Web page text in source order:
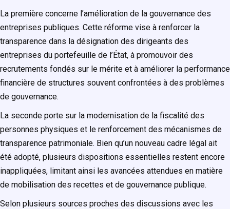
La première concerne l’amélioration de la gouvernance des
entreprises publiques. Cette réforme vise à renforcer la
transparence dans la désignation des dirigeants des
entreprises du portefeuille de l’État, à promouvoir des
recrutements fondés sur le mérite et à améliorer la performance
financière de structures souvent confrontées à des problèmes
de gouvernance.
La seconde porte sur la modernisation de la fiscalité des
personnes physiques et le renforcement des mécanismes de
transparence patrimoniale. Bien qu’un nouveau cadre légal ait
été adopté, plusieurs dispositions essentielles restent encore
inappliquées, limitant ainsi les avancées attendues en matière
de mobilisation des recettes et de gouvernance publique.
Selon plusieurs sources proches des discussions avec les